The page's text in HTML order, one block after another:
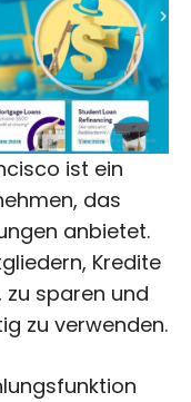
ist ein
das
anbietet.
Kredite
zu sparen und
zu verwenden.